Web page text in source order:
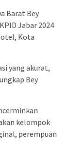
Barat Bey
Jabar 2024
Kota
yang akurat,
Bey
kelompok
perempuan